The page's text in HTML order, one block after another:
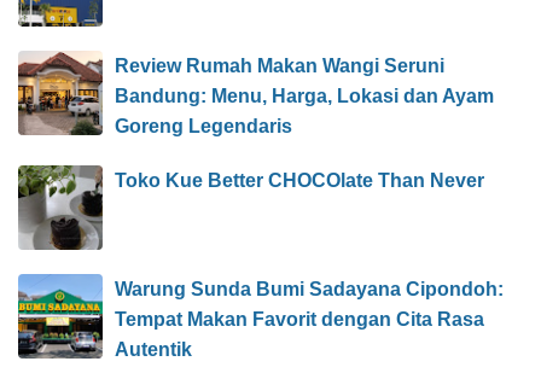
Review Rumah Makan Wangi Seruni
Bandung: Menu, Harga, Lokasi dan Ayam
Goreng Legendaris
Toko Kue Better CHOCOlate Than Never
Warung Sunda Bumi Sadayana Cipondoh:
Tempat Makan Favorit dengan Cita Rasa
Autentik